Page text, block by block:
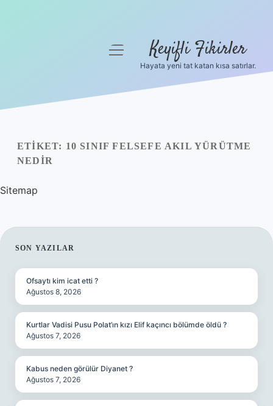
Yasal Uyarı
menüyü
Keyifli Fikirler
Hayata yeni tat katan kısa satırlar.
ETIKET: 10 SINIF FELSEFE AKIL YÜRÜTME
NEDIR
Sitemap
SIDEBAR
SON YAZILAR
Ofsaytı kim icat etti ?
Ağustos 8, 2026
Kurtlar Vadisi Pusu Polat’ın kızı Elif kaçıncı bölümde öldü ?
Ağustos 7, 2026
Kabus neden görülür Diyanet ?
Ağustos 7, 2026